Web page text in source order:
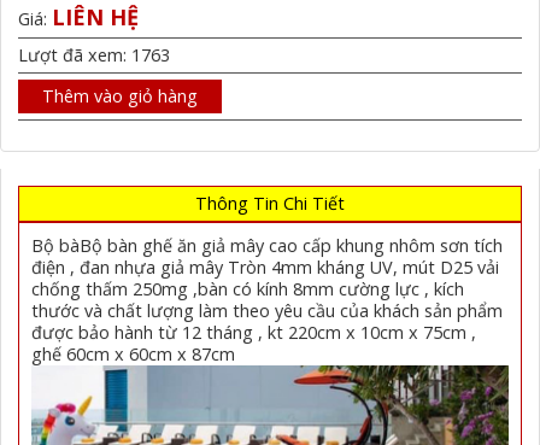
Giá: LIÊN HỆ
Lượt đã xem: 1763
Thêm vào giỏ hàng
Thông Tin Chi Tiết
Bộ bàBộ bàn ghế ăn giả mây cao cấp khung nhôm sơn tích
điện , đan nhựa giả mây Tròn 4mm kháng UV, mút D25 vải
chống thấm 250mg ,bàn có kính 8mm cường lực , kích
thước và chất lượng làm theo yêu cầu của khách sản phẩm
được bảo hành từ 12 tháng , kt 220cm x 10cm x 75cm ,
ghế 60cm x 60cm x 87cm